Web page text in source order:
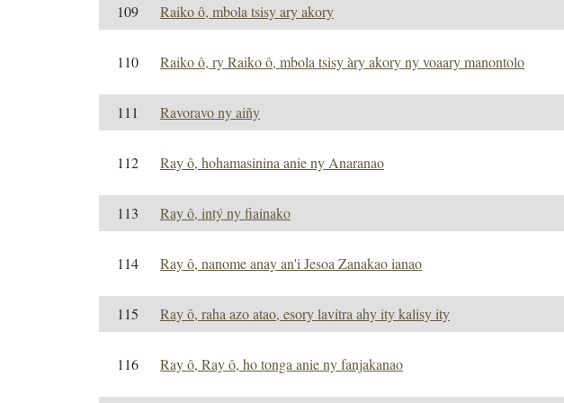
109 Raiko ô, mbola tsisy ary akory
110 Raiko ô, ry Raiko ô, mbola tsisy àry akory ny voaary manontolo
111 Ravoravo ny aiñy
112 Ray ô, hohamasinina anie ny Anaranao
113 Ray ô, intý ny fiainako
114 Ray ô, nanome anay an'i Jesoa Zanakao ianao
115 Ray ô, raha azo atao, esory lavitra ahy ity kalisy ity
116 Ray ô, Ray ô, ho tonga anie ny fanjakanao